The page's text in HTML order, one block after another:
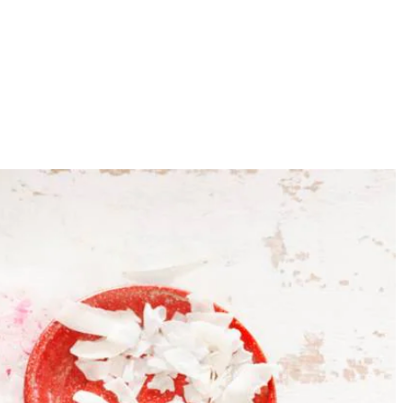
met bakpapier en verdeel het dadelmengsel over de
het merg eruit. Neem de pan van het vuur en roer het
1½ uur in de vriezer. Haal na 30 min. uit de vriezer en bestrooi